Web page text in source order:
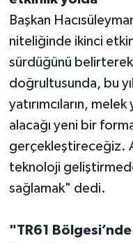
Başkan
niteliğinde ikinci
sürdüğünü
doğrultusunda, bu
yatırımcıların, melek
alacağı yeni bir
gerçekleştireceğiz.
teknoloji
sağlamak" dedi.
"TR61